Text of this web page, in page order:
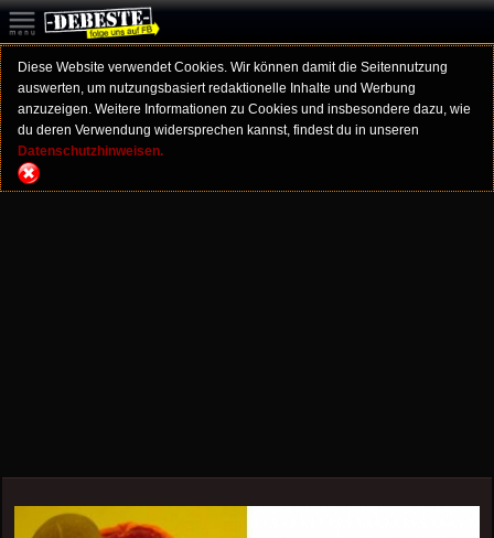
Diese Website verwendet Cookies. Wir können damit die Seitennutzung
auswerten, um nutzungsbasiert redaktionelle Inhalte und Werbung
anzuzeigen. Weitere Informationen zu Cookies und insbesondere dazu, wie
du deren Verwendung widersprechen kannst, findest du in unseren
Datenschutzhinweisen.